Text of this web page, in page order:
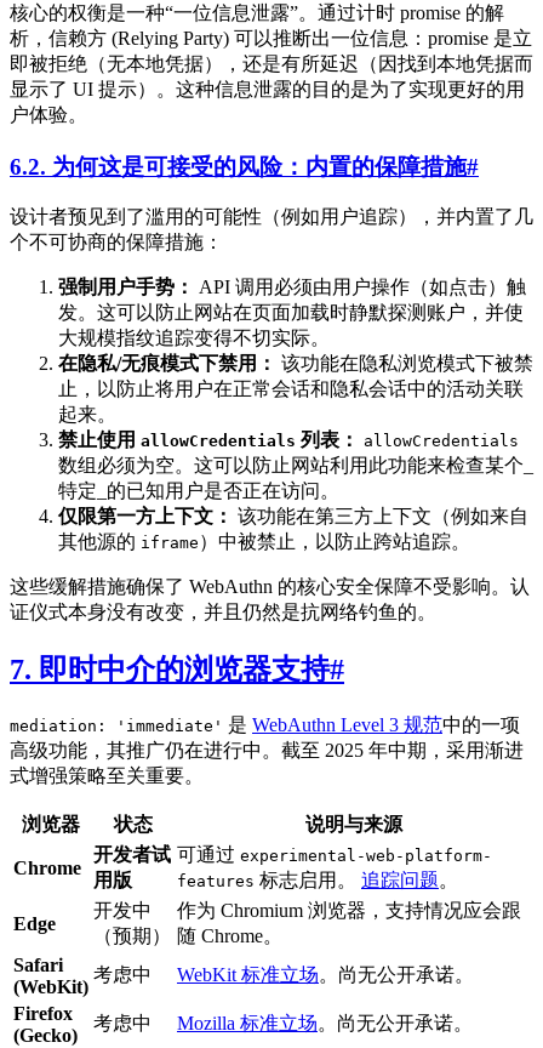
核心的权衡是一种“一位信息泄露”。通过计时 promise 的解
析，信赖方 (Relying Party) 可以推断出一位信息：promise 是立
即被拒绝（无本地凭据），还是有所延迟（因找到本地凭据而
显示了 UI 提示）。这种信息泄露的目的是为了实现更好的用
户体验。
6.2. 为何这是可接受的风险：内置的保障措施#
设计者预见到了滥用的可能性（例如用户追踪），并内置了几
个不可协商的保障措施：
强制用户手势： API 调用必须由用户操作（如点击）触
发。这可以防止网站在页面加载时静默探测账户，并使
大规模指纹追踪变得不切实际。
在隐私/无痕模式下禁用： 该功能在隐私浏览模式下被禁
止，以防止将用户在正常会话和隐私会话中的活动关联
起来。
禁止使用 allowCredentials 列表： allowCredentials
数组必须为空。这可以防止网站利用此功能来检查某个_
特定_的已知用户是否正在访问。
仅限第一方上下文： 该功能在第三方上下文（例如来自
其他源的 iframe ）中被禁止，以防止跨站追踪。
这些缓解措施确保了 WebAuthn 的核心安全保障不受影响。认
证仪式本身没有改变，并且仍然是抗网络钓鱼的。
7. 即时中介的浏览器支持#
mediation: 'immediate' 是 WebAuthn Level 3 规范中的一项
高级功能，其推广仍在进行中。截至 2025 年中期，采用渐进
式增强策略至关重要。
浏览器 状态 说明与来源
Chrome
开发者试
用版
可通过 experimental-web-platform-
features 标志启用。 追踪问题。
Edge
开发中
（预期）
作为 Chromium 浏览器，支持情况应会跟
随 Chrome。
Safari
(WebKit)
考虑中 WebKit 标准立场。尚无公开承诺。
Firefox
(Gecko)
考虑中 Mozilla 标准立场。尚无公开承诺。